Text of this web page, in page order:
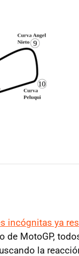
incógnitas ya
de MotoGP,
la